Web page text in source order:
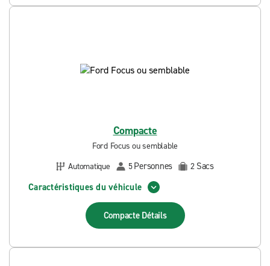
Compacte
Ford Focus ou semblable
Automatique
5Personnes 2 Sacs
Caractéristiques du véhicule
Compacte Détails